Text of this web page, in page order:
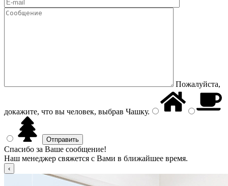
Пожалуйста,
докажите, что вы человек, выбрав Чашку.
Спасибо за Ваше сообщение!
Наш менеджер свяжется с Вами в ближайшее время.